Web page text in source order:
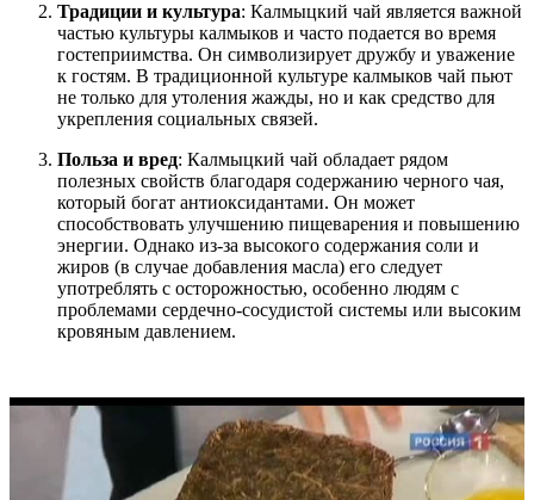
Традиции и культура: Калмыцкий чай является важной
частью культуры калмыков и часто подается во время
гостеприимства. Он символизирует дружбу и уважение
к гостям. В традиционной культуре калмыков чай пьют
не только для утоления жажды, но и как средство для
укрепления социальных связей.
Польза и вред: Калмыцкий чай обладает рядом
полезных свойств благодаря содержанию черного чая,
который богат антиоксидантами. Он может
способствовать улучшению пищеварения и повышению
энергии. Однако из-за высокого содержания соли и
жиров (в случае добавления масла) его следует
употреблять с осторожностью, особенно людям с
проблемами сердечно-сосудистой системы или высоким
кровяным давлением.